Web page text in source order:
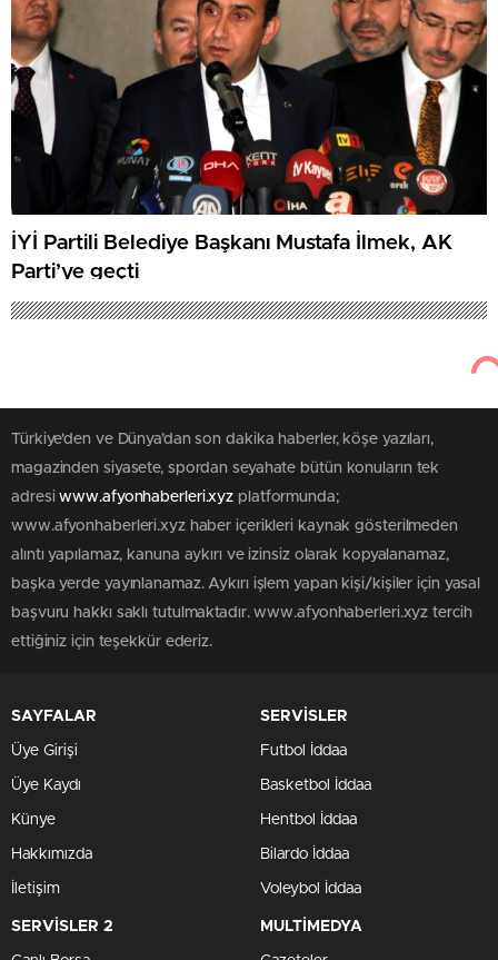
İYİ Partili Belediye Başkanı Mustafa İlmek, AK
Parti’ye geçti
Türkiye'den ve Dünya’dan son dakika haberler, köşe yazıları,
magazinden siyasete, spordan seyahate bütün konuların tek
adresiwww.afyonhaberleri.xyz platformunda;
www.afyonhaberleri.xyz haber içerikleri kaynak gösterilmeden
alıntı yapılamaz, kanuna aykırı ve izinsiz olarak kopyalanamaz,
başka yerde yayınlanamaz. Aykırı işlem yapan kişi/kişiler için yasal
başvuru hakkı saklı tutulmaktadır. www.afyonhaberleri.xyz tercih
ettiğiniz için teşekkür ederiz.
SAYFALAR
Üye Girişi
Üye Kaydı
Künye
Hakkımızda
İletişim
SERVİSLER
Futbol İddaa
Basketbol İddaa
Hentbol İddaa
Bilardo İddaa
Voleybol İddaa
SERVİSLER 2 MULTİMEDYA